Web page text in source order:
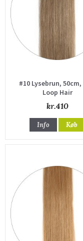
#10 Lysebrun, 50cm,
Loop Hair
kr.410
Info Køb